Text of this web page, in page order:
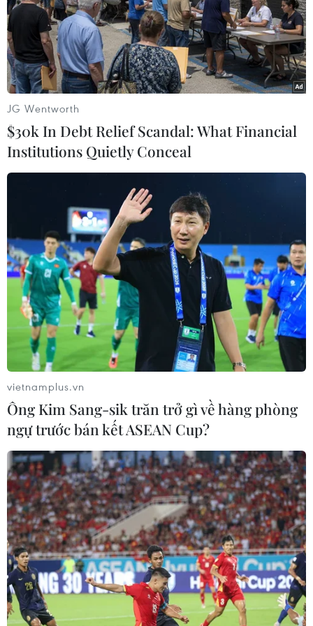
Khánh thành bến phà Đồng Bài mới tạo
thuận lợi tạo thuận lợi cho du lịch Cát Bà
26/02/2024 11:55
Việc đưa bến phà Đồng Bài đi vào hoạt động được kỳ
vọng sẽ khắc phục tình trạng ùn tắc tại bến phà Gót,
nhất là vào dịp cao điểm, tạo thuận lợi cho người dân
và khách du lịch khi đến với đảo Cát Bà.
JG Wentworth
$30k In Debt Relief Scandal: What Financial
Institutions Quietly Conceal
vietnamplus.vn
Ông Kim Sang-sik trăn trở gì về hàng phòng
ngự trước bán kết ASEAN Cup?